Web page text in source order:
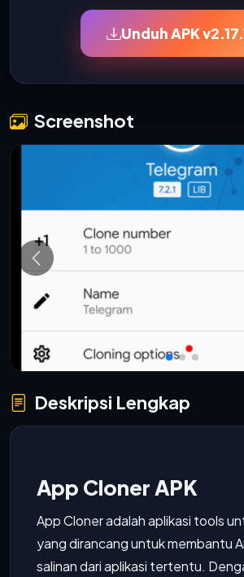
Unduh APK
Screenshot
Deskripsi Lengkap
App Cloner APK
App Cloner adalah aplikasi tools
yang dirancang untuk membantu
salinan dari aplikasi tertentu.